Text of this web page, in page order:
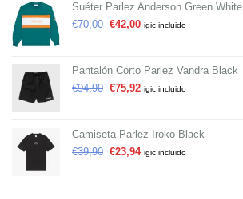
Suéter Parlez Anderson Green White
€70,00 €42,00 igic incluido
Pantalón Corto Parlez Vandra Black
€94,90 €75,92 igic incluido
Camiseta Parlez Iroko Black
€39,90 €23,94 igic incluido